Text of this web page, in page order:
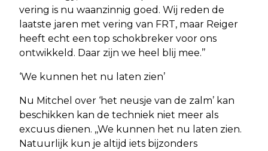
vering is nu waanzinnig goed. Wij reden de
laatste jaren met vering van FRT, maar Reiger
heeft echt een top schokbreker voor ons
ontwikkeld. Daar zijn we heel blij mee.’’
‘We kunnen het nu laten zien’
Nu Mitchel over ‘het neusje van de zalm’ kan
beschikken kan de techniek niet meer als
excuus dienen. ,,We kunnen het nu laten zien.
Natuurlijk kun je altijd iets bijzonders